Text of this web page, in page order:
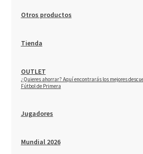
Otros productos
Tienda
OUTLET
–
¿Quieres ahorrar? Aquí encontrarás los mejores
Fútbol de Primera
Jugadores
Mundial 2026